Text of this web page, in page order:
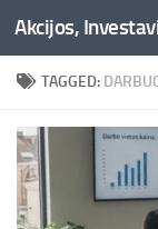
Skip to content
TAGGED: